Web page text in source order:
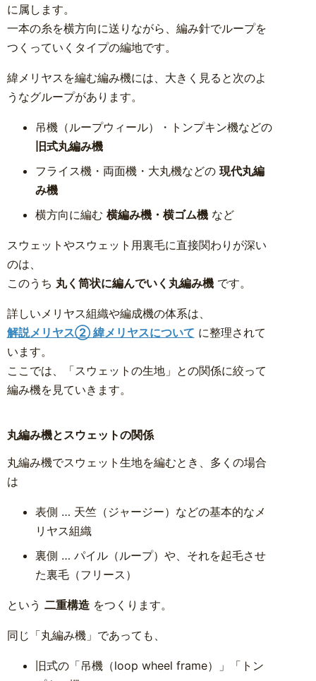
に属します。
一本の糸を横方向に送りながら、編み針でループを
つくっていくタイプの編地です。
緯メリヤスを編む編み機には、大きく見ると次のよ
うなグループがあります。
吊機（ループウィール）・トンプキン機などの
旧式丸編み機
フライス機・両面機・大丸機などの 現代丸編
み機
横方向に編む 横編み機・横ゴム機など
スウェットやスウェット用裏毛に直接関わりが深い
のは、
このうち 丸く筒状に編んでいく丸編み機です。
詳しいメリヤス組織や編成機の体系は、
解説メリヤス② 緯メリヤスについて に整理されて
います。
ここでは、「スウェットの生地」との関係に絞って
編み機を見ていきます。
丸編み機とスウェットの関係
丸編み機でスウェット生地を編むとき、多くの場合
は
表側 … 天竺（ジャージー）などの基本的なメ
リヤス組織
裏側 … パイル（ループ）や、それを起毛させ
た裏毛（フリース）
という 二重構造をつくります。
同じ「丸編み機」であっても、
旧式の「吊機（loop wheel frame）」「トン